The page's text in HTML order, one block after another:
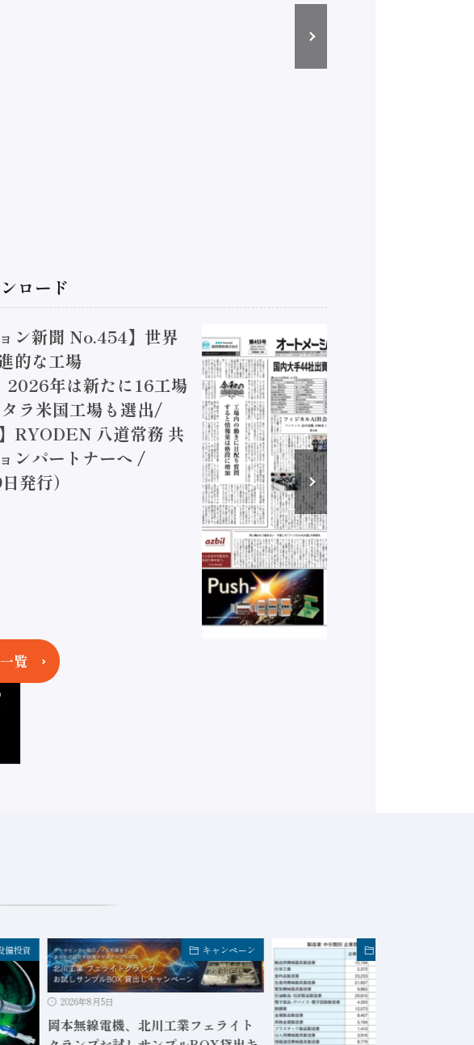
ロード
ン新聞 No.454】世界
的な工場
2026年は新たに16工場
ラ米国工場も選出/
RYODEN 八道常務 共
ンパートナーへ /
発行）
覧
備投資 キャンペーン
2026年8月5日
岡本無線電機、北川工業フェライト